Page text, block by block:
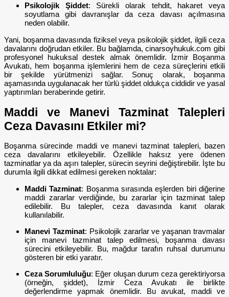
Psikolojik Şiddet: Sürekli olarak tehdit, hakaret veya
soyutlama gibi davranışlar da ceza davası açılmasına
neden olabilir.
Yani, boşanma davasında fiziksel veya psikolojik şiddet, ilgili ceza
davalarını doğrudan etkiler. Bu bağlamda, cinarsoyhukuk.com gibi
profesyonel hukuksal destek almak önemlidir. İzmir Boşanma
Avukatı, hem boşanma işlemlerini hem de ceza süreçlerini etkili
bir şekilde yürütmenizi sağlar. Sonuç olarak, boşanma
aşamasında uygulanacak her türlü şiddet oldukça ciddidir ve yasal
yaptırımları beraberinde getirir.
Maddi ve Manevi Tazminat Talepleri
Ceza Davasını Etkiler mi?
Boşanma sürecinde maddi ve manevi tazminat talepleri, bazen
ceza davalarını etkileyebilir. Özellikle haksız yere ödenen
tazminatlar ya da aşırı talepler, sürecin seyrini değiştirebilir. İşte bu
durumla ilgili dikkat edilmesi gereken noktalar:
Maddi Tazminat: Boşanma sırasında eşlerden biri diğerine
maddi zararlar verdiğinde, bu zararlar için tazminat talep
edilebilir. Bu talepler, ceza davasında kanıt olarak
kullanılabilir.
Manevi Tazminat: Psikolojik zararlar ve yaşanan travmalar
için manevi tazminat talep edilmesi, boşanma davası
sürecini etkileyebilir. Bu, mağdur tarafın ruhsal durumunu
gösteren bir etki yaratır.
Ceza Sorumluluğu: Eğer oluşan durum ceza gerektiriyorsa
(örneğin, şiddet), İzmir Ceza Avukatı ile birlikte
değerlendirme yapmak önemlidir. Bu avukat, maddi ve